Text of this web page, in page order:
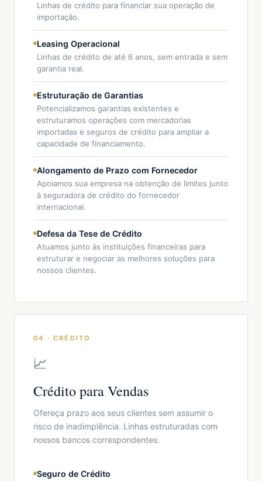
Linhas de crédito para financiar sua operação de
importação.
Leasing Operacional
Linhas de crédito de até 6 anos, sem entrada e sem
garantia real.
Estruturação de Garantias
Potencializamos garantias existentes e
estruturamos operações com mercadorias
importadas e seguros de crédito para ampliar a
capacidade de financiamento.
Alongamento de Prazo com Fornecedor
Apoiamos sua empresa na obtenção de limites junto
à seguradora de crédito do fornecedor
internacional.
Defesa da Tese de Crédito
Atuamos junto às instituições financeiras para
estruturar e negociar as melhores soluções para
nossos clientes.
04 · CRÉDITO
📈
Crédito para Vendas
Ofereça prazo aos seus clientes sem assumir o
risco de inadimplência. Linhas estruturadas com
nossos bancos correspondentes.
Seguro de Crédito